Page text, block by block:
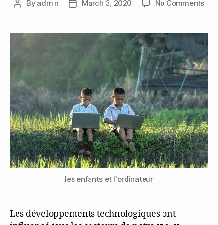
Post
By admin
PostMarch 3, 2020 No Commentson
les enfants et l'ordinateur
Les développements technologiques ont